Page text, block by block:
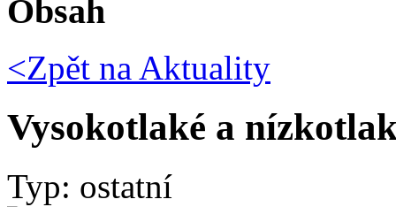
Obsah
<Zpět na Aktuality
Vysokotlaké a
Typ: ostatní